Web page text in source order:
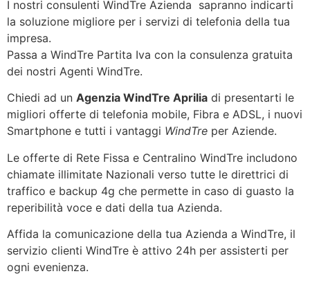
I nostri consulenti WindTre Azienda sapranno indicarti
la soluzione migliore per i servizi di telefonia della tua
impresa.
Passa a WindTre Partita Iva con la consulenza gratuita
dei nostri Agenti WindTre.
Chiedi ad un Agenzia WindTre Aprilia di presentarti le
migliori offerte di telefonia mobile, Fibra e ADSL, i nuovi
Smartphone e tutti i vantaggi WindTre per Aziende.
Le offerte di Rete Fissa e Centralino WindTre includono
chiamate illimitate Nazionali verso tutte le direttrici di
traffico e backup 4g che permette in caso di guasto la
reperibilità voce e dati della tua Azienda.
Affida la comunicazione della tua Azienda a WindTre, il
servizio clienti WindTre è attivo 24h per assisterti per
ogni evenienza.